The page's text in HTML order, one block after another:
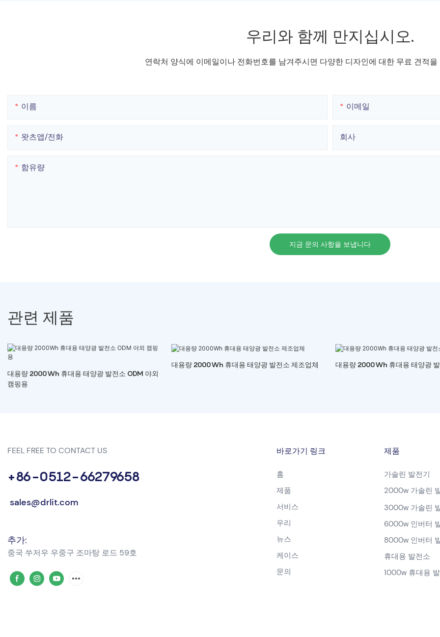
우리와 함께 만지십시오.
연락처 양식에 이메일이나 전화번호를 남겨주시면 다양한 디자인에 대한 무료 견적
이름 이메일
왓츠앱/전화 회사
함유량
지금 문의 사항을 보냅니다
관련 제품
대용량 2000Wh 휴대용 태양광 발전소 ODM 야외
캠핑용
대용량 2000Wh 휴대용 태양광 발전소 제조업체 대용량 2000Wh 휴대용 태양광
FEEL FREE TO CONTACT US
+86-0512-66279658
sales@drlit.com
추가:
중국 쑤저우 우중구 조마탕 ​​로드 59호
바로가기 링크
홈
제품
서비스
우리
뉴스
케이스
문의
제품
가솔린 발전기
2000w 가솔린
3000w 가솔린
6000w 인버터
8000w 인버터
휴대용 발전소
1000w 휴대용